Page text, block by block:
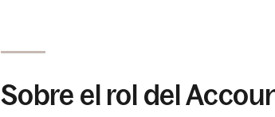
Sobre el rol del